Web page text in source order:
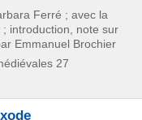
Ferré ; avec la
introduction, note sur
Emmanuel Brochier
27